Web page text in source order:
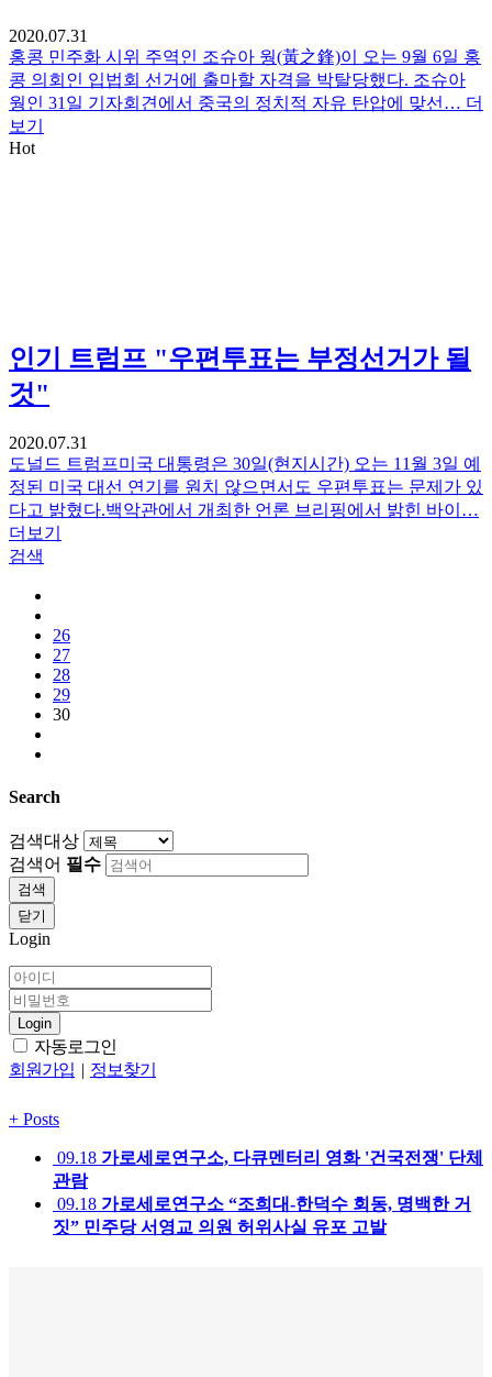
2020.07.31
홍콩 민주화 시위 주역인 조슈아 웡(黃之鋒)이 오는 9월 6일 홍
콩 의회인 입법회 선거에 출마할 자격을 박탈당했다. 조슈아
웡인 31일 기자회견에서 중국의 정치적 자유 탄압에 맞선… 더
보기
Hot
인기
트럼프 "우편투표는 부정선거가 될
것"
2020.07.31
도널드 트럼프미국 대통령은 30일(현지시간) 오는 11월 3일 예
정된 미국 대선 연기를 원치 않으면서도 우편투표는 문제가 있
다고 밝혔다.백악관에서 개최한 언론 브리핑에서 밝힌 바이…
더보기
검색
26
27
28
29
30
Search
검색대상
검색어 필수
검색
닫기
Login
Login
자동로그인
회원가입 | 정보찾기
+ Posts
09.18 가로세로연구소, 다큐멘터리 영화 '건국전쟁' 단체
관람
09.18 가로세로연구소 “조희대-한덕수 회동, 명백한 거
짓” 민주당 서영교 의원 허위사실 유포 고발